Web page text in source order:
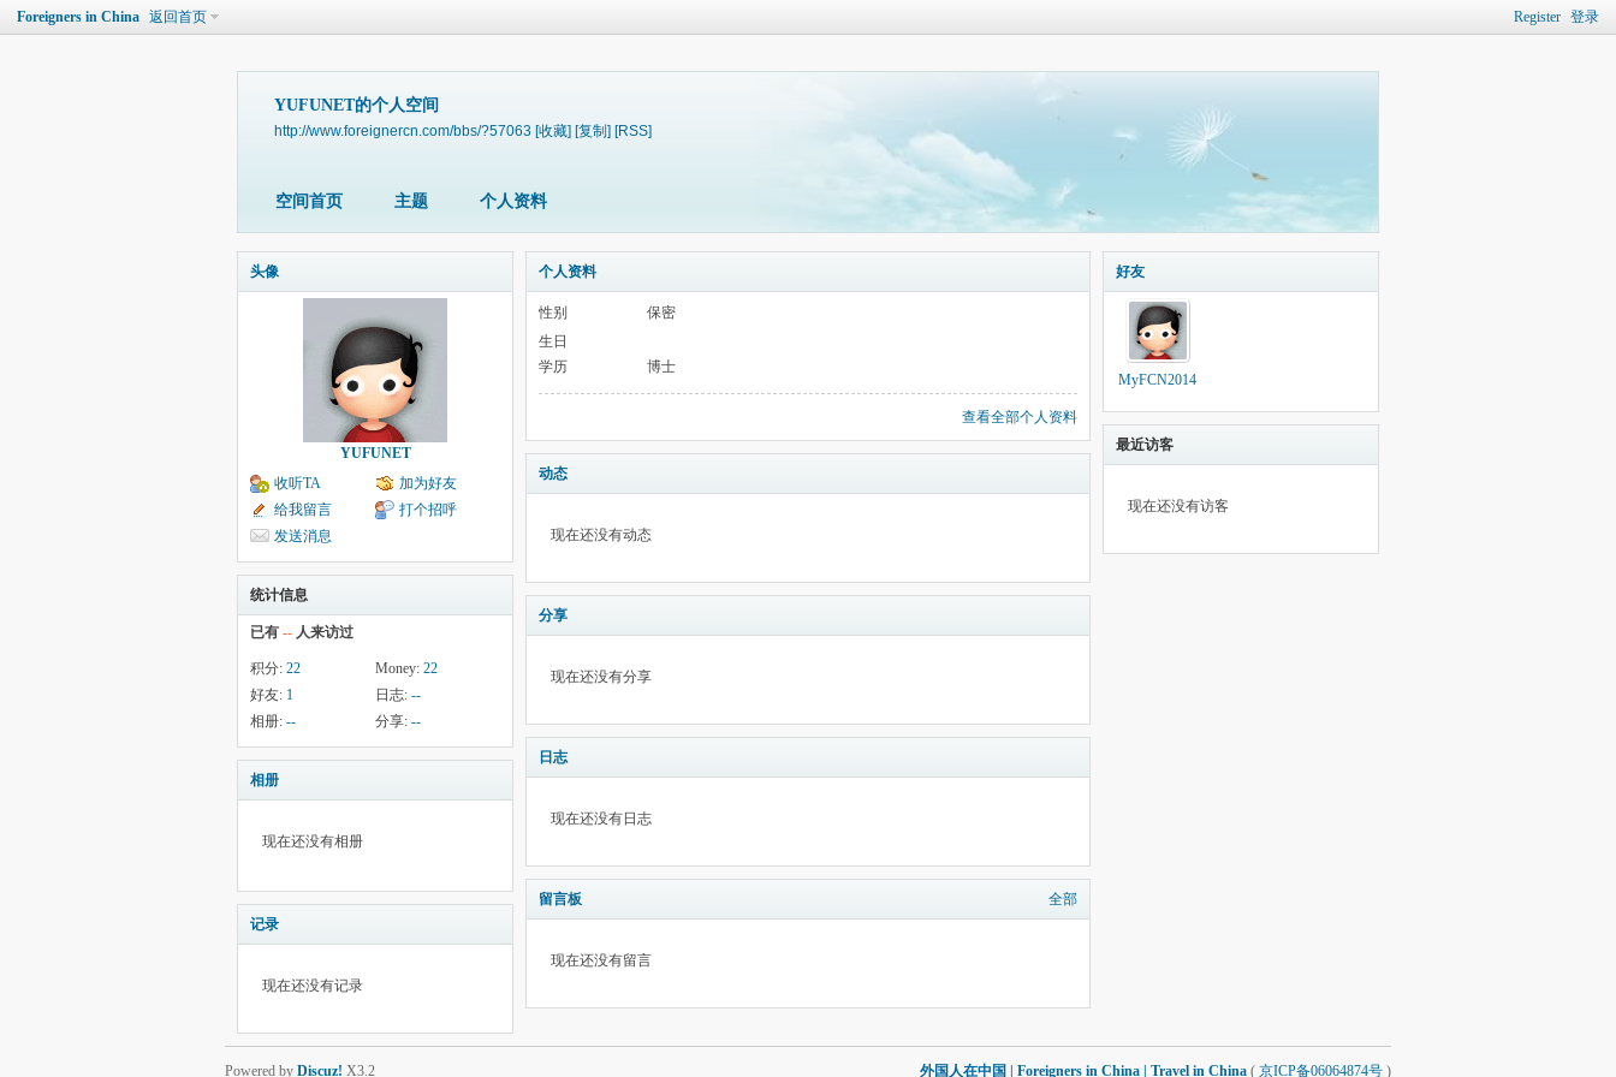
Register 登录
Foreigners in China 返回首页
YUFUNET的个人空间
http://www.foreignercn.com/bbs/?57063 [收藏] [复制] [RSS]
空间首页 主题 个人资料
头像
YUFUNET
收听TA
加为好友
给我留言
打个招呼
发送消息
统计信息
已有 -- 人来访过
积分: 22 Money: 22
好友: 1 日志: --
相册: -- 分享: --
相册
现在还没有相册
记录
现在还没有记录
个人资料
性别
保密
生日
学历
博士
查看全部个人资料
动态
现在还没有动态
分享
现在还没有分享
日志
现在还没有日志
留言板 全部
现在还没有留言
好友
MyFCN2014
最近访客
现在还没有访客
外国人在中国 | Foreigners in China | Travel in China ( 京ICP备06064874号 )
Powered by Discuz! X3.2